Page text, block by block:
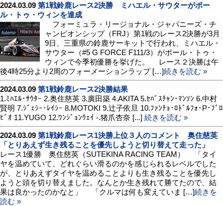
2024.03.09 第1戦鈴鹿レース2決勝 ミハエル・サウターがポー
ル・トゥ・ウィンを達成
フォーミュラ・リージョナル・ジャパニーズ・チ
ャンピオンシップ（FRJ）第1戦のレース2決勝が3月
9日、三重県の鈴鹿サーキットで行われ、ミハエル・
サウター（#5 G FORCE F111/3）がポール・トゥ・
ウィンで今季初優勝を挙げた。 レース２決勝は午
後4時25分より2周のフォーメーションラップ […]続きを読む »
2024.03.09 第1戦鈴鹿レース2決勝結果
1.ﾐﾊｴﾙ･ｻｳﾀｰ 2.奥住慈英 3.廣田築 4.AKITA 5.ｾﾊﾞｽﾁｬﾝ･ﾏﾝｿﾝ 6.中村
賢明 7.ｼﾞｪｼｰ･ﾚｲｼｰ 8.MOTOKI 9.辻子依旦 10.ﾌｧﾝﾁｮ･ﾛﾄﾞﾙﾌｫ･P･ﾌﾞﾛ
ﾋﾞｵ 11.YUGO 12.ﾜﾝｼﾞｮﾝｳｪｲ -.猪爪杏奈 [...] 続きを読む »
2024.03.09 第1戦鈴鹿レース1決勝上位３人のコメント 奥住慈英
「とりあえず生き残ることを優先しようと切り替えて走った」
レース1優勝 奥住慈英（SUTEKINA RACING TEAM） 「タイ
ヤを温めていて、どれぐらい滑るのかを感じられるレベルでした
が、とりあえずタイヤを温めることよりも生き残ることを優先し
ようと頭を切り替えました。なんとか生き残れて勝てたので、結
果は良かったのかなと」 「クルマは何も変えていま […]続きを
読む »